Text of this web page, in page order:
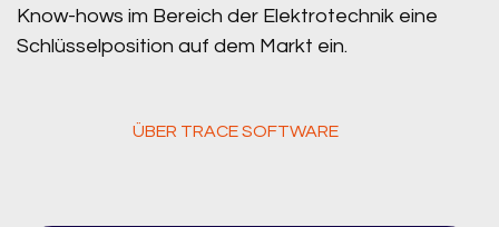
Know-hows im Bereich der Elektrotechnik eine
Schlüsselposition auf dem Markt ein.
ÜBER TRACE SOFTWARE